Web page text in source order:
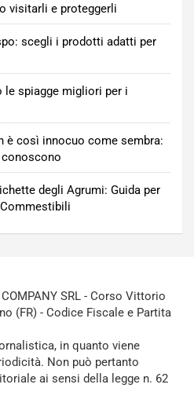
visitarli e proteggerli
scegli i prodotti adatti per
le spiagge migliori per i
è così innocuo come sembra:
degli Agrumi: Guida per
SRL - Corso Vittorio
(FR) - Codice Fiscale e Partita
in quanto viene
Non può pertanto
ai sensi della legge n. 62